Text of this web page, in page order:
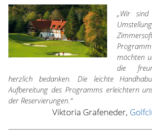
„Wir
möchten
die
herzlich bedanken. Die leichte
Aufbereitung des Programms erleichtern
der Reservierungen.“
Viktoria Grafeneder,